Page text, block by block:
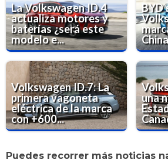
La Volkswagen ID.4
actualiza motores y
baterías ¿será este
modelo e...
BYD
Volkswagen ID.7: La
primera vagoneta
eléctrica de la marca
con +600...
una
Puedes recorrer más noticias